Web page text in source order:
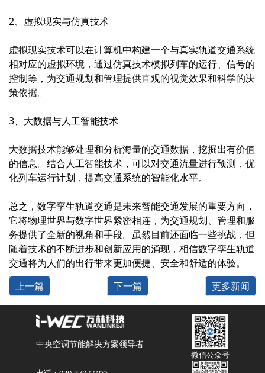
2、虚拟现实与仿真技术
虚拟现实技术可以在计算机中构建一个与真实轨道交通系统
相对应的虚拟环境，通过仿真技术模拟列车的运行、信号的
控制等，为交通规划和管理提供直观的视觉效果和科学的决
策依据。
3、大数据与人工智能技术
大数据技术能够处理和分析海量的交通数据，挖掘出有价值
的信息。结合人工智能技术，可以对交通流量进行预测，优
化列车运行计划，提高交通系统的智能化水平。
总之， 数字孪生轨道交通是未来智能交通发展的重要方向，
它将物理世界与数字世界紧密相连，为交通规划、管理和服
务提供了全新的视角和手段。虽然目前还面临一些挑战，但
随着技术的不断进步和创新应用的涌现，相信数字孪生轨道
交通将为人们的出行带来更加便捷、安全和舒适的体验。
上一篇
下一篇 更多新闻
中央空调节能解决方案领导者
微信公众号